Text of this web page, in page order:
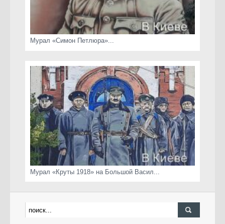
Мурал «Симон Петлюра»...
Мурал «Круты 1918» на Большой Васил...